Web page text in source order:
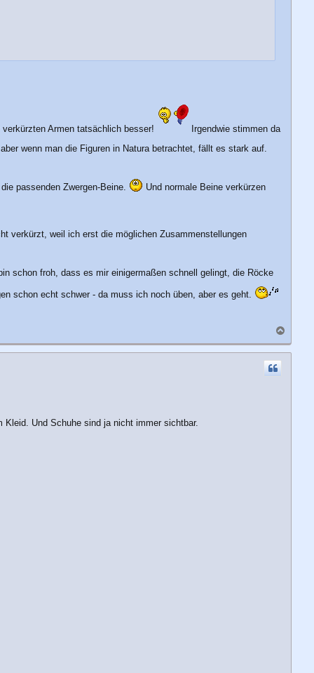
Armen tatsächlich besser!
Irgendwie stimmen da
wenn man die Figuren in Natura betrachtet, fällt es stark auf.
passenden Zwergen-Beine. Und normale Beine verkürzen
verkürzt, weil ich erst die möglichen Zusammenstellungen
schon froh, dass es mir einigermaßen schnell gelingt, die Röcke
schon echt schwer - da muss ich noch üben, aber es geht.
a
c
Und Schuhe sind ja nicht immer sichtbar.